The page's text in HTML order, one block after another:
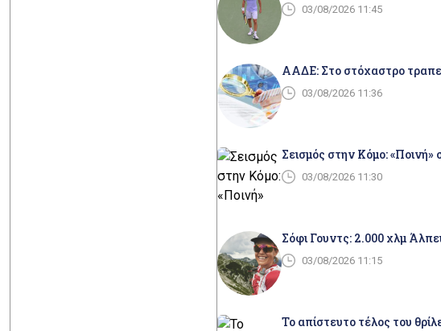
03/08/2026 11:45
ΑΑΔΕ: Στο στόχαστρο
03/08/2026 11:36
Σεισμός στην Κόμο: «Ποινή»
03/08/2026 11:30
Σόφι Γουντς: 2.000 χλμ
03/08/2026 11:15
Το απίστευτο τέλος του